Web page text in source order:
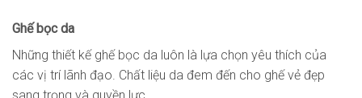
Ghế bọc da
Những thiết kế ghế bọc da luôn là lựa chọn yêu thích của
các vị trí lãnh đạo. Chất liệu da đem đến cho ghế vẻ đẹp
sang trọng và quyền lực.